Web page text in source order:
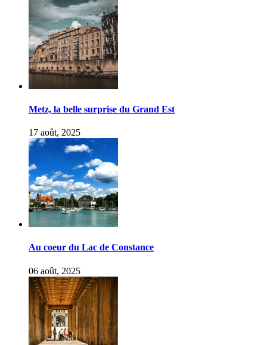
Metz, la belle surprise du Grand Est
17 août, 2025
Au coeur du Lac de Constance
06 août, 2025